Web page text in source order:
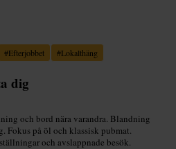
#Efterjobbet #Lokalthäng
dig
och bord nära varandra. Blandning
Fokus på öl och klassisk pubmat.
och avslappnade besök.